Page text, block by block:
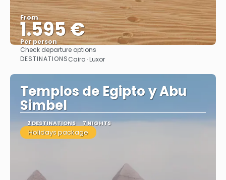
From
1.595 €
Per person
Check departure options
DESTINATIONSCairo · Luxor
Templos de Egipto y Abu
Simbel
2 DESTINATIONS 7 NIGHTS
Holidays package